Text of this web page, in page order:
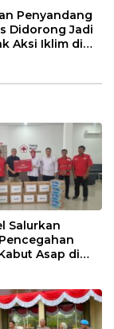
Penyandang
Didorong Jadi
Aksi Iklim di
Salurkan
Asap di